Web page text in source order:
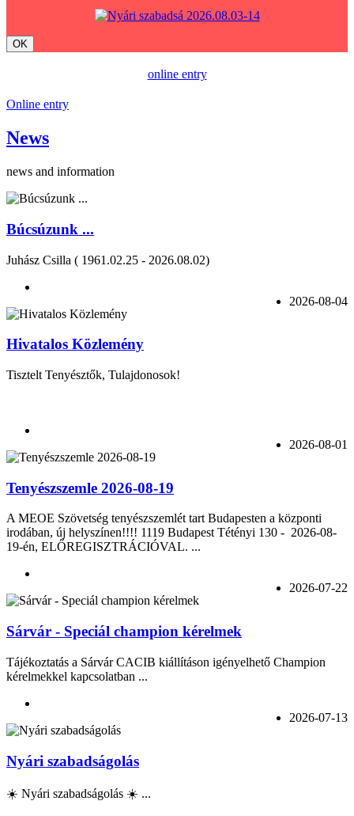
OK
online entry
Online entry
News
news and information
Búcsúzunk ...
Juhász Csilla ( 1961.02.25 - 2026.08.02)
2026-08-04
Hivatalos Közlemény
Tisztelt Tenyésztők, Tulajdonosok!
2026-08-01
Tenyészszemle 2026-08-19
A MEOE Szövetség tenyészszemlét tart Budapesten a központi
irodában, új helyszínen!!!! 1119 Budapest Tétényi 130 - 2026-08-
19-én, ELŐREGISZTRÁCIÓVAL. ...
2026-07-22
Sárvár - Speciál champion kérelmek
Tájékoztatás a Sárvár CACIB kiállításon igényelhető Champion
kérelmekkel kapcsolatban ...
2026-07-13
Nyári szabadságolás
☀️ Nyári szabadságolás ☀️ ...